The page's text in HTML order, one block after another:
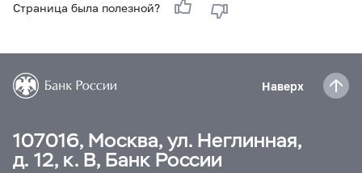
Страница была полезной?
Наверх
107016, Москва, ул. Неглинная,
д. 12, к. В, Банк России